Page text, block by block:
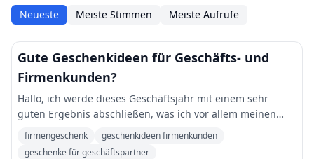
Neueste Meiste Stimmen Meiste Aufrufe
Gute Geschenkideen für Geschäfts- und
Firmenkunden?
Hallo, ich werde dieses Geschäftsjahr mit einem sehr
guten Ergebnis abschließen, was ich vor allem meinen
treuen Kunden und Geschäftspartnern zu verdanken
habe. Als kleines Dankeschön möchte ich jedem
firmengeschenk
geschenkideen firmenkunden
geschenke für geschäftspartner